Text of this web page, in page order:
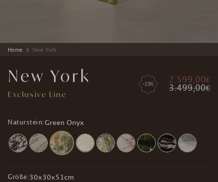
Home New York
New York
Exclusive Line
-25%
2.599,00€
3.499,00€
Naturstein:Green Onyx
Größe:30x30x51cm
Produkt
Warenkorb
hinzugefügt